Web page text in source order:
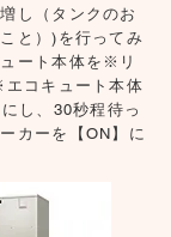
し（タンクのお
と）)を行ってみ
ート本体を※リ
コキュート本体
し、30秒程待っ
カーを【ON】に